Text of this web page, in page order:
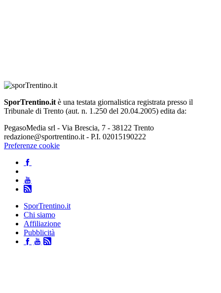
SporTrentino.itè una testata giornalistica registrata presso il
Tribunale di Trento (aut. n. 1.250 del 20.04.2005) edita da:
PegasoMedia srl - Via Brescia, 7 - 38122 Trento
redazione@sportrentino.it - P.I. 02015190222
Preferenze cookie
SporTrentino.it
Chi siamo
Affiliazione
Pubblicità